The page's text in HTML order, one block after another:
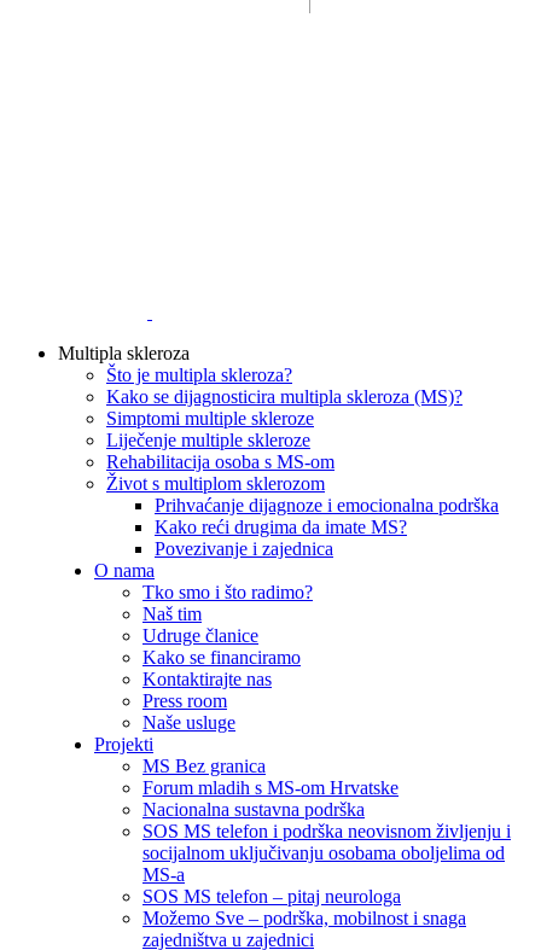
Multipla skleroza
Što je multipla skleroza?
Kako se dijagnosticira multipla skleroza (MS)?
Simptomi multiple skleroze
Liječenje multiple skleroze
Rehabilitacija osoba s MS-om
Život s multiplom sklerozom
Prihvaćanje dijagnoze i emocionalna podrška
Kako reći drugima da imate MS?
Povezivanje i zajednica
O nama
Tko smo i što radimo?
Naš tim
Udruge članice
Kako se financiramo
Kontaktirajte nas
Press room
Naše usluge
Projekti
MS Bez granica
Forum mladih s MS-om Hrvatske
Nacionalna sustavna podrška
SOS MS telefon i podrška neovisnom življenju i
socijalnom uključivanju osobama oboljelima od
MS-a
SOS MS telefon – pitaj neurologa
Možemo Sve – podrška, mobilnost i snaga
zajedništva u zajednici